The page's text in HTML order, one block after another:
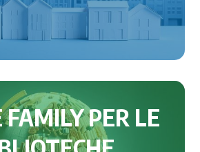
FAMILY PER LE